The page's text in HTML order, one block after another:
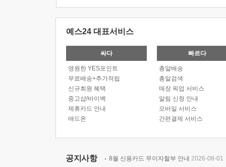
예스24 대표서비스
싸다
영원한 YES포인트
무료배송+추가적립
신규회원 혜택
중고샵/바이백
제휴카드 안내
애드온
빠르다
총알배송
총알검색
매장 픽업 서비스
알림 신청 안내
모바일 서비스
간편결제 서비스
공지사항 8월 신용카드 무이자할부 안내 2026-08-01